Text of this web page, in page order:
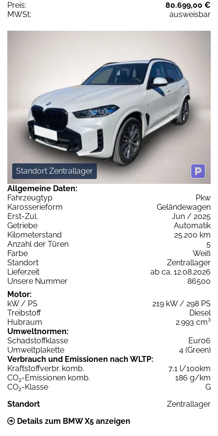
Preis:
80.699,00 €
MWSt:
ausweisbar
Standort Zentrallager
Allgemeine Daten:
Fahrzeugtyp
Pkw
Karosserieform
Geländewagen
Erst-Zul.
Jun / 2025
Getriebe
Automatik
Kilometerstand
25.200 km
Anzahl der Türen
5
Farbe
Weiß
Standort
Zentrallager
Lieferzeit
ab ca. 12.08.2026
Unsere Nummer
86500
Motor:
kW / PS
219 kW / 298 PS
Treibstoff
Diesel
Hubraum
2.993 cm³
Umweltnormen:
Schadstoffklasse
Euro6
Umweltplakette
4 (Green)
Verbrauch und Emissionen nach WLTP:
Kraftstoffverbr. komb.
7,1 l/100km
CO2-Emissionen komb.
186 g/km
CO2-Klasse
G
Standort
Zentrallager
Details zum BMW X5 anzeigen